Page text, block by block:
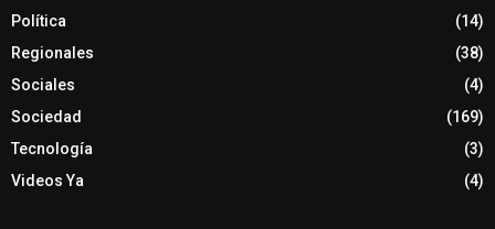
Política
(14)
Regionales
(38)
Sociales
(4)
Sociedad
(169)
Tecnología
(3)
Videos Ya
(4)